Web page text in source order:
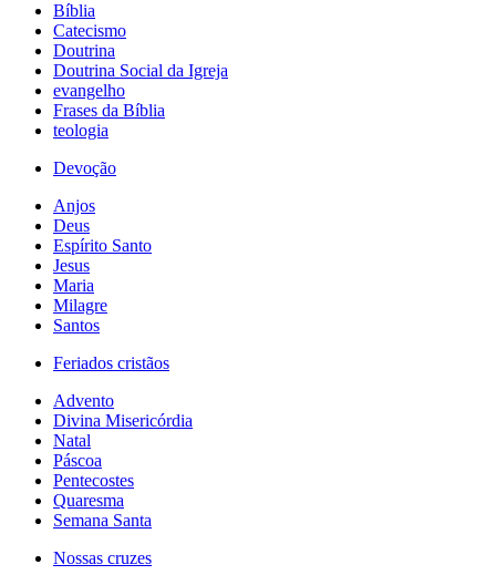
Bíblia
Catecismo
Doutrina
Doutrina Social da Igreja
evangelho
Frases da Bíblia
teologia
Devoção
Anjos
Deus
Espírito Santo
Jesus
Maria
Milagre
Santos
Feriados cristãos
Advento
Divina Misericórdia
Natal
Páscoa
Pentecostes
Quaresma
Semana Santa
Nossas cruzes